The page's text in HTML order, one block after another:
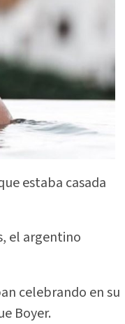
estaba casada
el argentino
celebrando en su
Boyer.